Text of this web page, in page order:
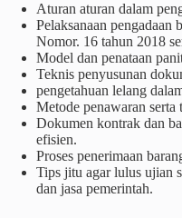
Aturan aturan dalam
Pelaksanaan pengadaan
Nomor. 16 tahun 2018
Model dan penataan
Teknis penyusunan
pengetahuan lelang
Metode penawaran serta
Dokumen kontrak dan
efisien.
Proses penerimaan
Tips jitu agar lulus ujian
dan jasa pemerintah.